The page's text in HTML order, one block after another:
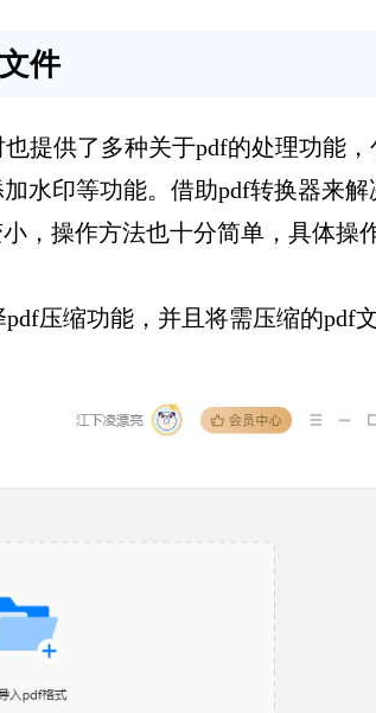
件
提供了多种关于pdf的处理功能，
水印等功能。借助pdf转换器来解
，操作方法也十分简单，具体操
压缩功能，并且将需压缩的pdf